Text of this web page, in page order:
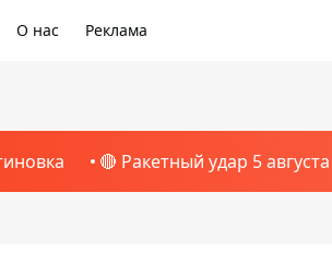
О нас Реклама
🔴 Ракетный удар 5 августа